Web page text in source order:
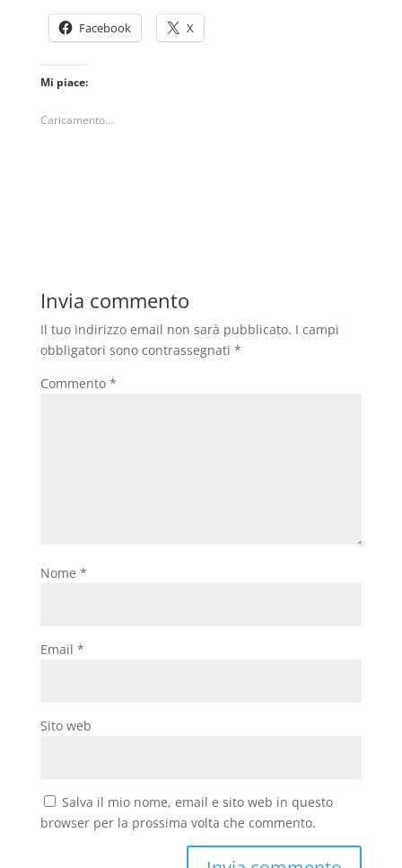
Facebook X
Mi piace:
Caricamento...
Invia commento
Il tuo indirizzo email non sarà pubblicato. I campi
obbligatori sono contrassegnati *
Commento *
Nome *
Email *
Sito web
Salva il mio nome, email e sito web in questo
browser per la prossima volta che commento.